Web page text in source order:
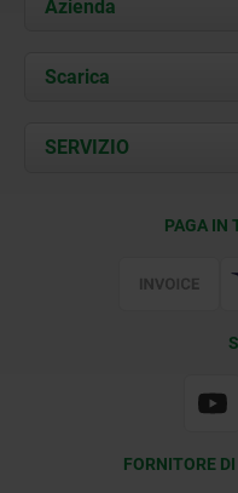
Azienda
Chi siamo
Contatti
Scarica
Documents
SERVIZIO
PAGA IN
FORNITORE